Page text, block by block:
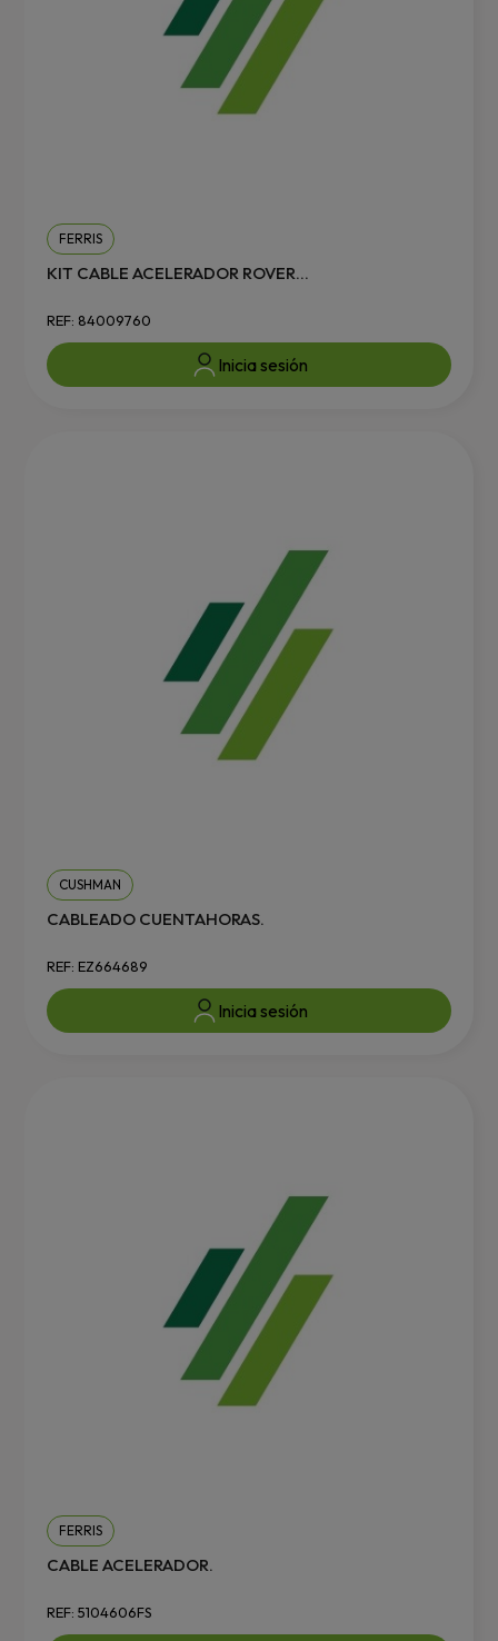
FERRIS
KIT CABLE ACELERADOR ROVER...
REF: 84009760
Inicia sesión
CUSHMAN
CABLEADO CUENTAHORAS.
REF: EZ664689
Inicia sesión
FERRIS
CABLE ACELERADOR.
REF: 5104606FS